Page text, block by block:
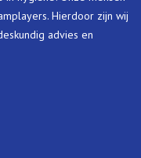
Hierdoor zijn wij
advies en